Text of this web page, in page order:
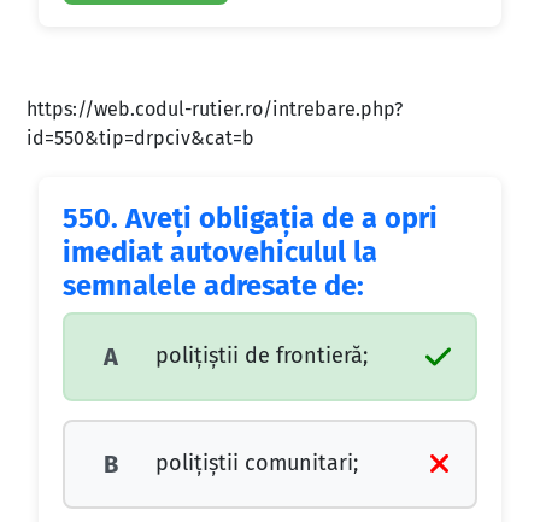
https://web.codul-rutier.ro/intrebare.php?
id=550&tip=drpciv&cat=b
550. Aveţi obligaţia de a opri
imediat autovehiculul la
semnalele adresate de:
A poliţiştii de frontieră;
B poliţiştii comunitari;